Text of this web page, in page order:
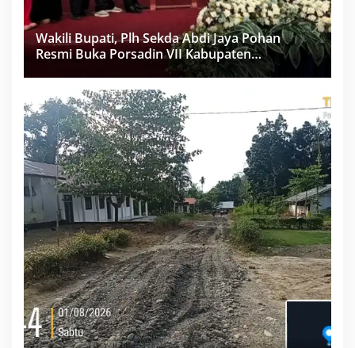
Wakili Bupati, Plh Sekda Abdi Jaya Pohan
Resmi Buka Porsadin VII Kabupaten